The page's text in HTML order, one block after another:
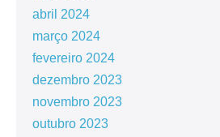
abril 2024
março 2024
fevereiro 2024
dezembro 2023
novembro 2023
outubro 2023